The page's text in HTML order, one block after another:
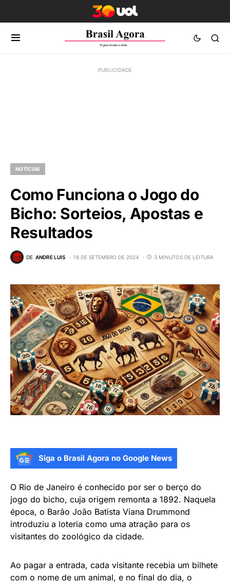
NOTÍCIAS
Como Funciona o Jogo do
Bicho: Sorteios, Apostas e
Resultados
DE ANDRE LUIS 18 DE SETEMBRO DE 2024 3 MINUTOS DE LEITURA
Siga o Brasil Agora no Google News
O Rio de Janeiro é conhecido por ser o berço do
jogo do bicho, cuja origem remonta a 1892. Naquela
época, o Barão João Batista Viana Drummond
introduziu a loteria como uma atração para os
visitantes do zoológico da cidade.
Ao pagar a entrada, cada visitante recebia um bilhete
com o nome de um animal, e no final do dia, o